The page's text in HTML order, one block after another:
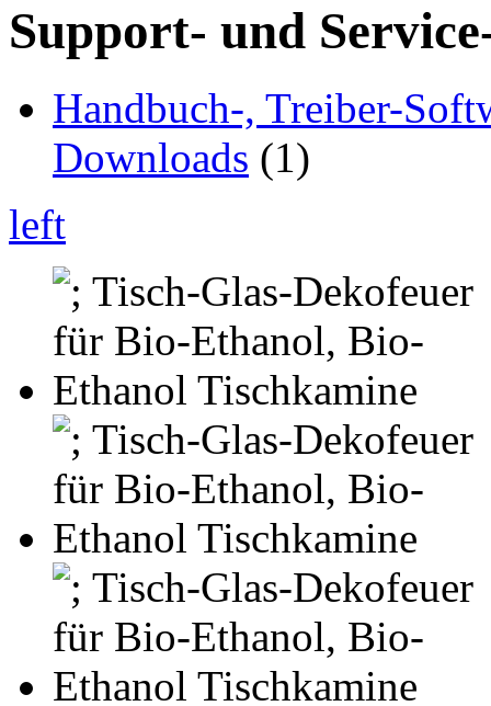
Support- und
Handbuch-, Treiber-
Downloads (1)
left